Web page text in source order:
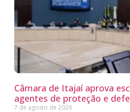
Câmara de Itajaí aprova
agentes de proteção e
7 de agosto de 2026